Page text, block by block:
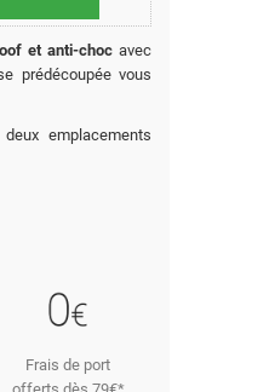
et anti-chocavec
prédécoupée vous
emplacements
Frais de port